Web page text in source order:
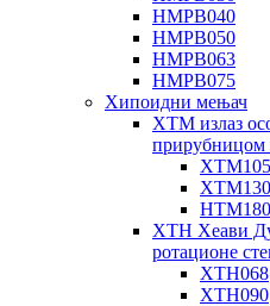
НМРВ040
НМРВ050
НМРВ063
НМРВ075
Хипоидни мењач
ХТМ излаз
прирубницом
ХТМ105
ХТМ130
НТМ180
ХТН Хеави
ротационе
ХТН068
ХТН090